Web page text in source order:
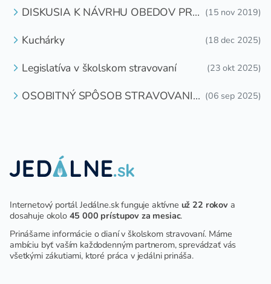
DISKUSIA K NÁVRHU OBEDOV PRE
(15 nov 2019)
Kuchárky (18 dec 2025)
Legislatíva v školskom stravovaní (23 okt 2025)
OSOBITNÝ SPÔSOB STRAVOVANIA (06 sep 2025)
Internetový portál Jedálne.sk funguje aktívne už 22 rokova
dosahuje okolo 45 000 prístupov za mesiac.
Prinášame informácie o dianí v školskom stravovaní. Máme
ambíciu byť vaším každodenným partnerom, sprevádzať vás
všetkými zákutiami, ktoré práca v jedálni prináša.